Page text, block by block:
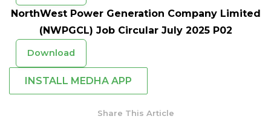
NorthWest Power Generation Company Limited
(NWPGCL) Job Circular July 2025 P02
Download
INSTALL MEDHA APP
Share This Article